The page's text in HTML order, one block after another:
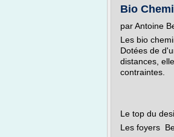
Bio
par Antoine
Les bio
Dotées de
distances,
contraintes.
Le top du
Les foyers